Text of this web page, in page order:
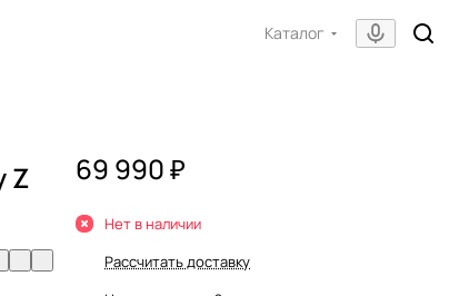
Каталог
Z
69 990 ₽
Нет в наличии
Рассчитать доставку